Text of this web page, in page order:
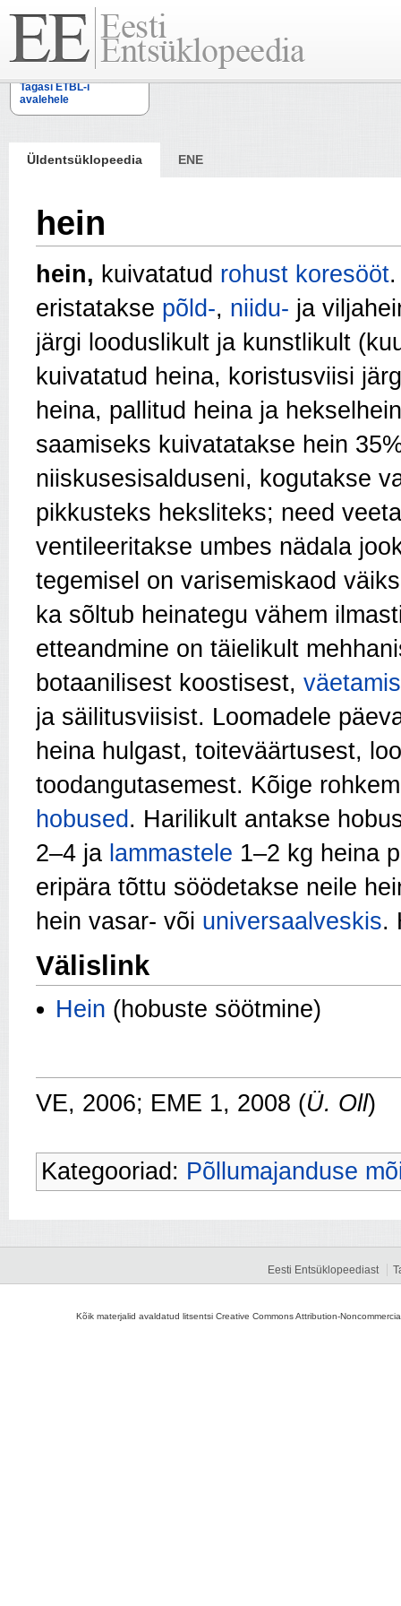
Tagasi ETBL-i
avalehele
Üldentsüklopeedia ENE
hein
hein, kuivatatud rohust koresööt
eristatakse põld-, niidu- ja
järgi looduslikult ja kunstlikult
kuivatatud heina, koristusviisi
heina, pallitud heina ja
saamiseks kuivatatakse hein
niiskusesisalduseni, kogutakse
pikkusteks heksliteks; need
ventileeritakse umbes nädala
tegemisel on varisemiskaod
ka sõltub heinategu vähem
etteandmine on täielikult
botaanilisest koostisest,
ja säilitusviisist. Loo­madele
heina hulgast, toiteväärtusest,
toodangutasemest. Kõige
hobused . Harilikult antakse
2–4 ja lammastele 1–2 kg heina
eripära tõttu söödetakse neile
hein vasar- või universaalveskis.
Välislink
Hein (hobuste söötmine)
VE, 2006; EME 1, 2008 (Ü. Oll)
Kategooriad: Põllumajanduse
Eesti Entsüklopeediast
Kõik materjalid avaldatud litsentsi Creative Commons Attribution-